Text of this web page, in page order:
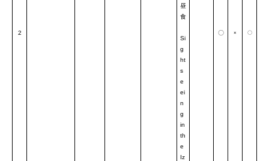
2
昼
食
Si
g
ht
s
e
ei
n
g
in
th
e
Iz
〇 × 〇